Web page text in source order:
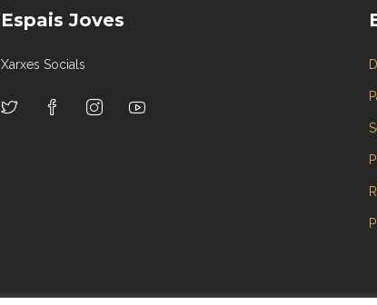
Espais Joves
Xarxes Socials